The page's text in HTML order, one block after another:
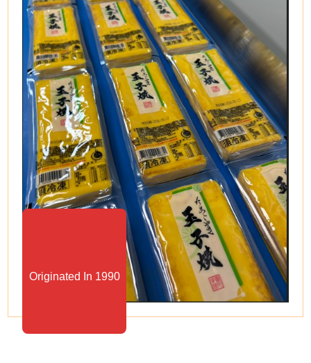
Originated In 1990